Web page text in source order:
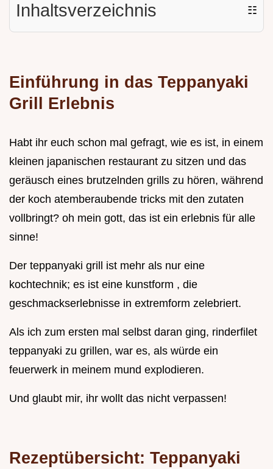
Inhaltsverzeichnis ☷
Einführung in das Teppanyaki
Grill Erlebnis
Habt ihr euch schon mal gefragt, wie es ist, in einem
kleinen japanischen restaurant zu sitzen und das
geräusch eines brutzelnden grills zu hören, während
der koch atemberaubende tricks mit den zutaten
vollbringt? oh mein gott, das ist ein erlebnis für alle
sinne!
Der teppanyaki grill ist mehr als nur eine
kochtechnik; es ist eine kunstform , die
geschmackserlebnisse in extremform zelebriert.
Als ich zum ersten mal selbst daran ging, rinderfilet
teppanyaki zu grillen, war es, als würde ein
feuerwerk in meinem mund explodieren.
Und glaubt mir, ihr wollt das nicht verpassen!
Rezeptübersicht: Teppanyaki